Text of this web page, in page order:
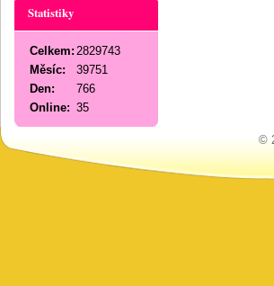
Statistiky
Online: 35
Celkem: 2829743
Měsíc:
39751
Den:
766
©